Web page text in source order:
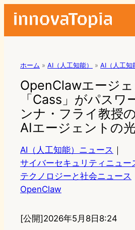
ホーム » AI（人工知能） » AI（人工知
OpenClawエージェ
「Cass」がパスワ
ンナ・フライ教授
AIエージェントの
AI（人工知能）ニュース ｜
サイバーセキュリティニュー
テクノロジーと社会ニュース
OpenClaw
[公開]2026年5月8日8:24